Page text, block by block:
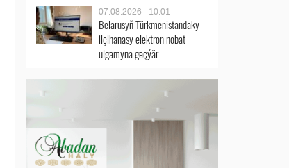
07.08.2026 - 10:01
Belarusyň Türkmenistandaky
ilçihanasy elektron nobat
ulgamyna geçýär